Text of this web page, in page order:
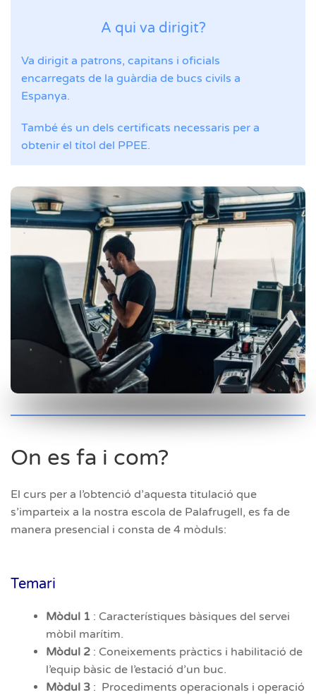
A qui va dirigit?
Va dirigit a patrons, capitans i oficials
encarregats de la guàrdia de bucs civils a
Espanya.
També és un dels certificats necessaris per a
obtenir el títol del PPEE.
On es fa i com?
El curs per a l’obtenció d’aquesta titulació que
s’imparteix a la nostra escola de Palafrugell, es fa de
manera presencial i consta de 4 mòduls:
Temari
Mòdul 1 : Característiques bàsiques del servei
mòbil marítim.
Mòdul 2 : Coneixements pràctics i habilitació de
l’equip bàsic de l’estació d’un buc.
Mòdul 3 : Procediments operacionals i operació